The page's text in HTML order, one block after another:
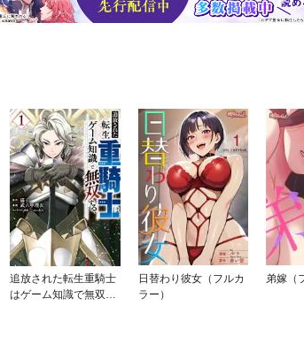
追放された転生重騎士
はゲーム知識で無双す
日替わり彼女（フルカ
ラー）
弟嫁（